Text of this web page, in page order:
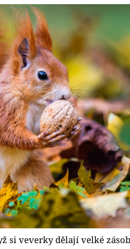
si veverky dělají velké